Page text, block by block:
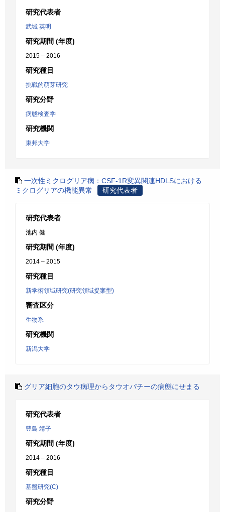
研究代表者
武城 英明
研究期間 (年度)
2015 – 2016
研究種目
挑戦的萌芽研究
研究分野
病態検査学
研究機関
東邦大学
一次性ミクログリア病：CSF-1R変異関連HDLSにおける
ミクログリアの機能異常
研究代表者
研究代表者
池内 健
研究期間 (年度)
2014 – 2015
研究種目
新学術領域研究(研究領域提案型)
審査区分
生物系
研究機関
新潟大学
グリア細胞のタウ病理からタウオパチーの病態にせまる
研究代表者
豊島 靖子
研究期間 (年度)
2014 – 2016
研究種目
基盤研究(C)
研究分野